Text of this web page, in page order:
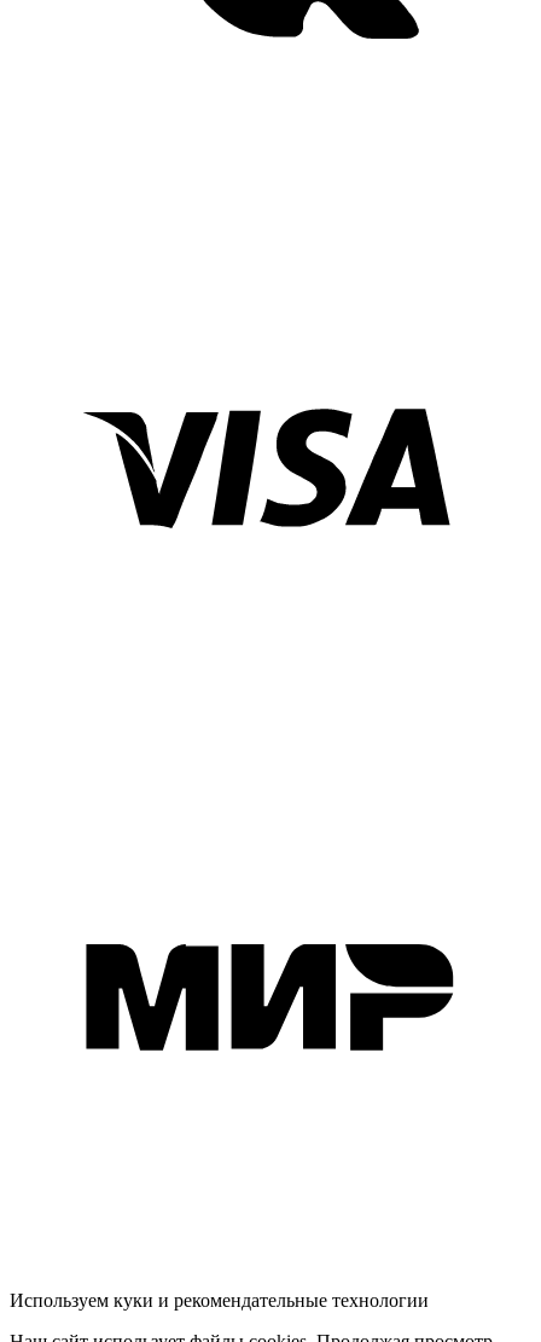
Используем куки и рекомендательные технологии